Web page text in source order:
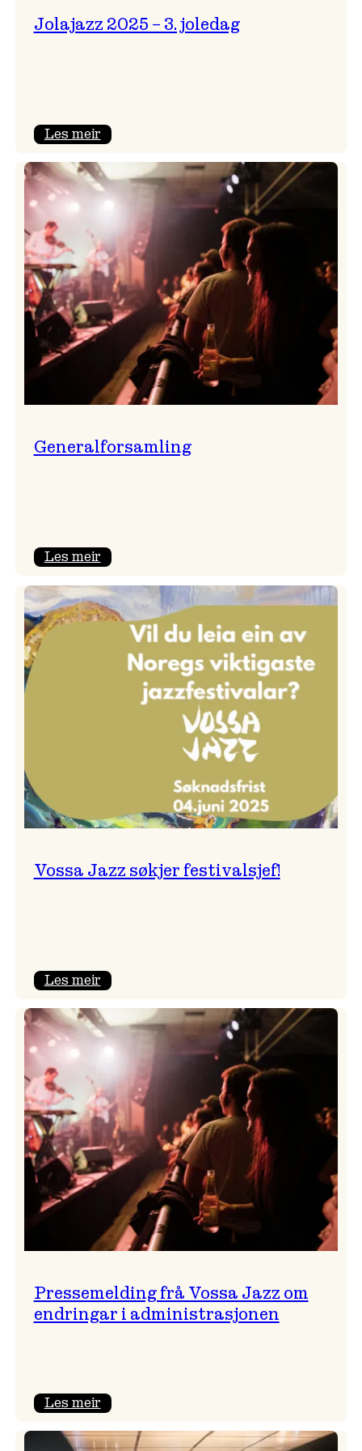
Jolajazz 2025 – 3. joledag
Les meir:
2025
–
joledag
Generalforsamling
Les meir:
Vossa Jazz søkjer festivalsjef!
Les meir:
Jazz
søkjer
Pressemelding frå Vossa Jazz om
endringar i administrasjonen
Les meir:
frå